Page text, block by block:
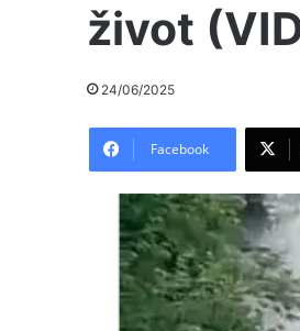
život
24/06/2025
Facebook